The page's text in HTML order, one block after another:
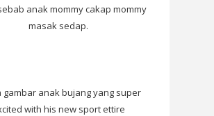
anak mommy cakap mommy
masak sedap.
gambar anak bujang yang super
with his new sport ettire